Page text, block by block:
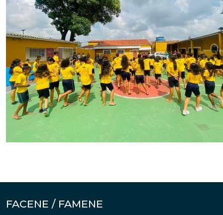
FACENE / FAMENE